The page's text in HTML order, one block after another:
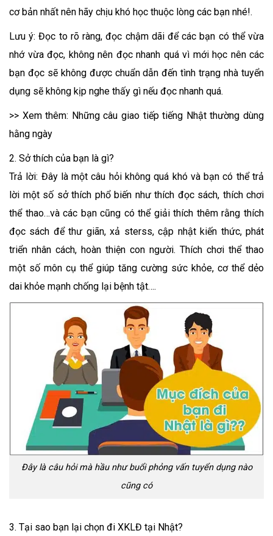
cơ bản nhất nên hãy chịu khó học thuộc lòng các bạn nhé!.
Lưu ý: Đọc to rõ ràng, đọc chậm dãi để các bạn có thể vừa
nhớ vừa đọc, không nên đọc nhanh quá vì mới học nên các
bạn đọc sẽ không được chuẩn dẫn đến tình trạng nhà tuyển
dụng sẽ không kịp nghe thấy gì nếu đọc nhanh quá.
>> Xem thêm: Những câu giao tiếp tiếng Nhật thường dùng
hằng ngày
2. Sở thích của bạn là gì?
Trả lời: Đây là một câu hỏi không quá khó và bạn có thể trả
lời một số sở thích phổ biến như thích đọc sách, thích chơi
thể thao…và các bạn cũng có thể giải thích thêm rằng thích
đọc sách để thư giãn, xả sterss, cập nhật kiến thức, phát
triển nhân cách, hoàn thiện con người. Thích chơi thể thao
một số môn cụ thể giúp tăng cường sức khỏe, cơ thể dẻo
dai khỏe mạnh chống lại bệnh tật….
Đây là câu hỏi mà hầu như buổi phỏng vấn tuyển dụng nào
cũng có
3. Tại sao bạn lại chọn đi XKLĐ tại Nhật?